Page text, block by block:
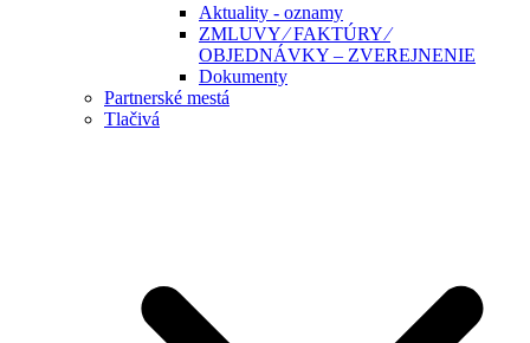
Aktuality - oznamy
ZMLUVY ⁄ FAKTÚRY ⁄
OBJEDNÁVKY – ZVEREJNENIE
Dokumenty
Partnerské mestá
Tlačivá